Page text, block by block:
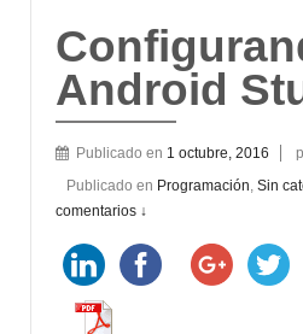
Android
Publicado en 1 octubre, 2016
Publicado en Programación Sin
comentarios ↓